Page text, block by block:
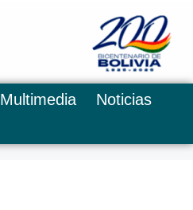
Multimedia
Noticias